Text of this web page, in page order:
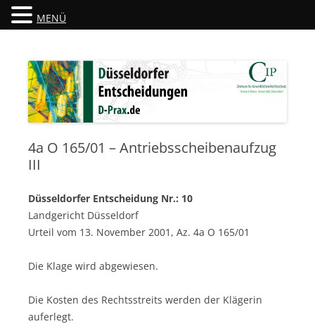
Düsseldorfer Entscheidungen
4a O 165/01 – Antriebsscheibenaufzug
III
Düsseldorfer Entscheidung Nr.: 10
Landgericht Düsseldorf
Urteil vom 13. November 2001, Az. 4a O 165/01
Die Klage wird abgewiesen.
Die Kosten des Rechtsstreits werden der Klägerin
auferlegt.
MENÜ